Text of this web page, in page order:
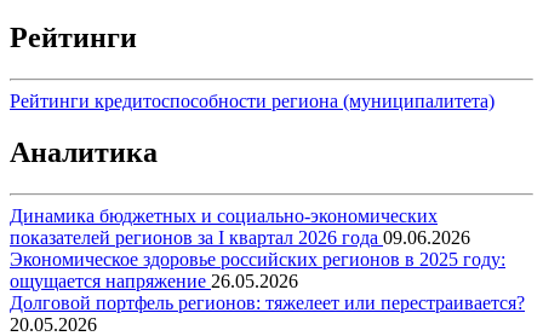
Рейтинги
Рейтинги кредитоспособности региона (муниципалитета)
Аналитика
Динамика бюджетных и социально-экономических
показателей регионов за I квартал 2026 года 09.06.2026
Экономическое здоровье российских регионов в 2025 году:
ощущается напряжение 26.05.2026
Долговой портфель регионов: тяжелеет или перестраивается?
20.05.2026